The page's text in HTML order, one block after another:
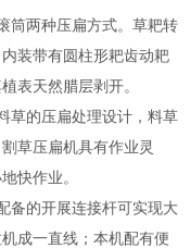
两种压扁方式。草耙转
装带有圆柱形耙齿动耙
表天然腊层剥开。
的压扁处理设计，料草
草压扁机具有作业灵
快作业。
的开展连接杆可实现大
成一直线；本机配有便